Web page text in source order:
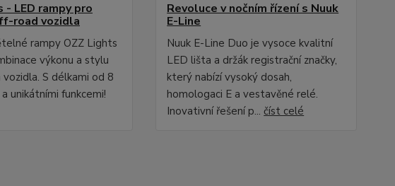
- LED rampy pro
road vozidla
rampy OZZ Lights
výkonu a stylu
vozidla. S délkami od 8
unikátními funkcemi!
Revoluce v nočním řízení s Nuuk
E-Line
Nuuk E-Line Duo je vysoce kvalitní
LED lišta a držák registrační značky,
který nabízí vysoký dosah,
homologaci E a vestavěné relé.
Inovativní řešení p...číst celé